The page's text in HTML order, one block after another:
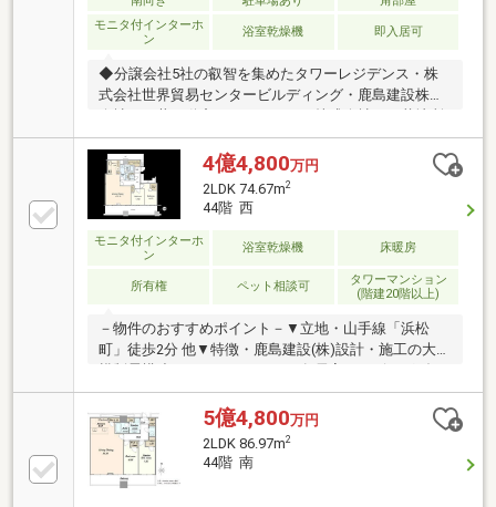
モニタ付インターホ
ン
浴室乾燥機 即入居可
◆分譲会社5社の叡智を集めたタワーレジデンス・株
式会社世界貿易センタービルディング・鹿島建設株式
会社・三井不動産レジデンシャル株式会社・三菱地所
レジデンス株式会社・東京建物株式会社【共用施設】
※一部有料・カフェラウンジ(2F)・コワーキングスペー
ス(2F)・エグゼクティブダイニングルーム(3F)・ゲス
トラウンジ(3F)・エグゼクティブダイニングルーム
(3F)・ゲストラウンジ(3Ｆ)・バー(13Ｆ)・ゴルフラウ
ンジ(13F)・フィットネスルーム(13F)・ゲストルーム
4億4,800万円
2LDK 74.67m2
44階 西
モニタ付インターホ
ン
浴室乾燥機 床暖房
所有権 ペット相談可
タワーマンション
(階建20階以上)
－物件のおすすめポイント－▼立地・山手線「浜松
町」徒歩2分 他▼特徴・鹿島建設(株)設計・施工の大規
模制震構造タワーレジデンス・各居室・リビングダイ
ニングより東京タワー等を望む(天候による)・WIC・
SICなど収納有・ペット飼育可能(規約制限有)▼設備・
床暖房・食洗機・ディスポーザー・浴室乾燥機・温水
洗浄便座※町会費500円／月、インターネット1430円／
月※ 構造:鉄骨鉄筋コンクリート・鉄筋コンクリート造
5億4,800万円
2LDK 86.97m2
44階 南